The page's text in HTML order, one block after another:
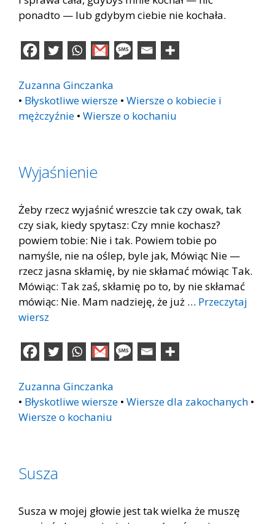
ponadto — lub gdybym ciebie nie kochała.
Zuzanna Ginczanka
• Błyskotliwe wiersze • Wiersze o kobiecie i
mężczyźnie • Wiersze o kochaniu
Wyjaśnienie
Żeby rzecz wyjaśnić wreszcie tak czy owak, tak
czy siak, kiedy spytasz: Czy mnie kochasz?
powiem tobie: Nie i tak. Powiem tobie po
namyśle, nie na oślep, byle jak, Mówiąc Nie —
rzecz jasna skłamię, by nie skłamać mówiąc Tak.
Mówiąc: Tak zaś, skłamię po to, by nie skłamać
mówiąc: Nie. Mam nadzieję, że już … Przeczytaj
wiersz
Zuzanna Ginczanka
• Błyskotliwe wiersze • Wiersze dla zakochanych •
Wiersze o kochaniu
Susza
Susza w mojej głowie jest tak wielka że muszę